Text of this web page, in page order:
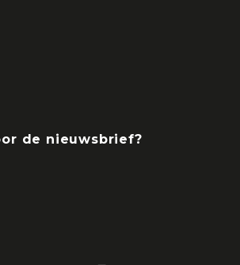
de nieuwsbrief?